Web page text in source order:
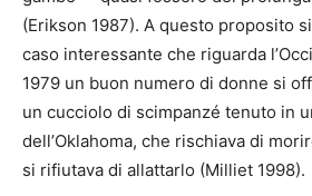
(Erikson 1987). A questo proposito
caso interessante che riguarda
1979 un buon numero di donne si
un cucciolo di scimpanzé tenuto in
dell’Oklahoma, che rischiava di
si rifiutava di allattarlo (Milliet 1998).